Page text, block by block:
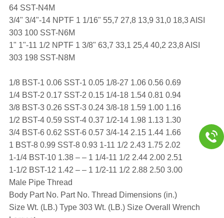
64 SST-N4M
3/4" 3/4"-14 NPTF 1 1/16" 55,7 27,8 13,9 31,0 18,3 AISI
303 100 SST-N6M
1" 1"-11 1/2 NPTF 1 3/8" 63,7 33,1 25,4 40,2 23,8 AISI
303 198 SST-N8M
1/8 BST-1 0.06 SST-1 0.05 1/8-27 1.06 0.56 0.69
1/4 BST-2 0.17 SST-2 0.15 1/4-18 1.54 0.81 0.94
3/8 BST-3 0.26 SST-3 0.24 3/8-18 1.59 1.00 1.16
1/2 BST-4 0.59 SST-4 0.37 1/2-14 1.98 1.13 1.30
3/4 BST-6 0.62 SST-6 0.57 3/4-14 2.15 1.44 1.66
1 BST-8 0.99 SST-8 0.93 1-11 1/2 2.43 1.75 2.02
1-1/4 BST-10 1.38 – – 1 1/4-11 1/2 2.44 2.00 2.51
1-1/2 BST-12 1.42 – – 1 1/2-11 1/2 2.88 2.50 3.00
Male Pipe Thread
Body Part No. Part No. Thread Dimensions (in.)
Size Wt. (LB.) Type 303 Wt. (LB.) Size Overall Wrench